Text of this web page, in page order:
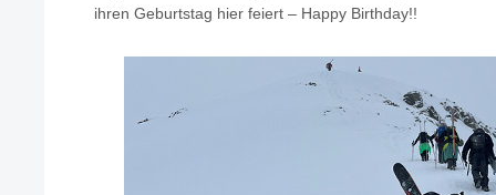
ihren Geburtstag hier feiert – Happy Birthday!!